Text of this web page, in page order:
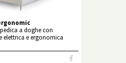
a doghe con
elettrica e ergonomica